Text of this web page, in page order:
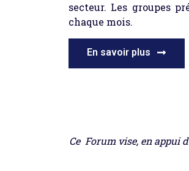
secteur. Les groupes
chaque mois.
En savoir plus
Ce Forum vise, en appui